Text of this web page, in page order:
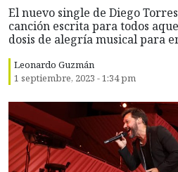
El nuevo single de Diego
canción escrita para todos
dosis de alegría musical para
Leonardo Guzmán
1 septiembre, 2023 - 1:34 pm